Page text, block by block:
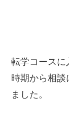
転学コースに
時期から相談
ました。